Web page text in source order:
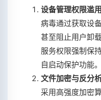
设备管理权限滥用
病毒通过获取设
甚至阻止用户卸
服务权限强制保
自启动保护功能‌。
文件加密与反分
采用高强度加密